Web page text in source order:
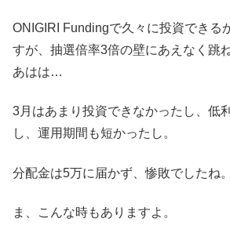
ONIGIRI Fundingで久々に投資できる
すが、抽選倍率3倍の壁にあえなく跳
あはは…
3月はあまり投資できなかったし、低
し、運用期間も短かったし。
分配金は5万に届かず、惨敗でしたね。
ま、こんな時もありますよ。